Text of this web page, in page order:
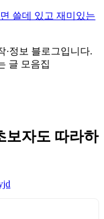
쓸데 있고 재미있는
·정보 블로그입니다.
글 모음집
보자도 따라하